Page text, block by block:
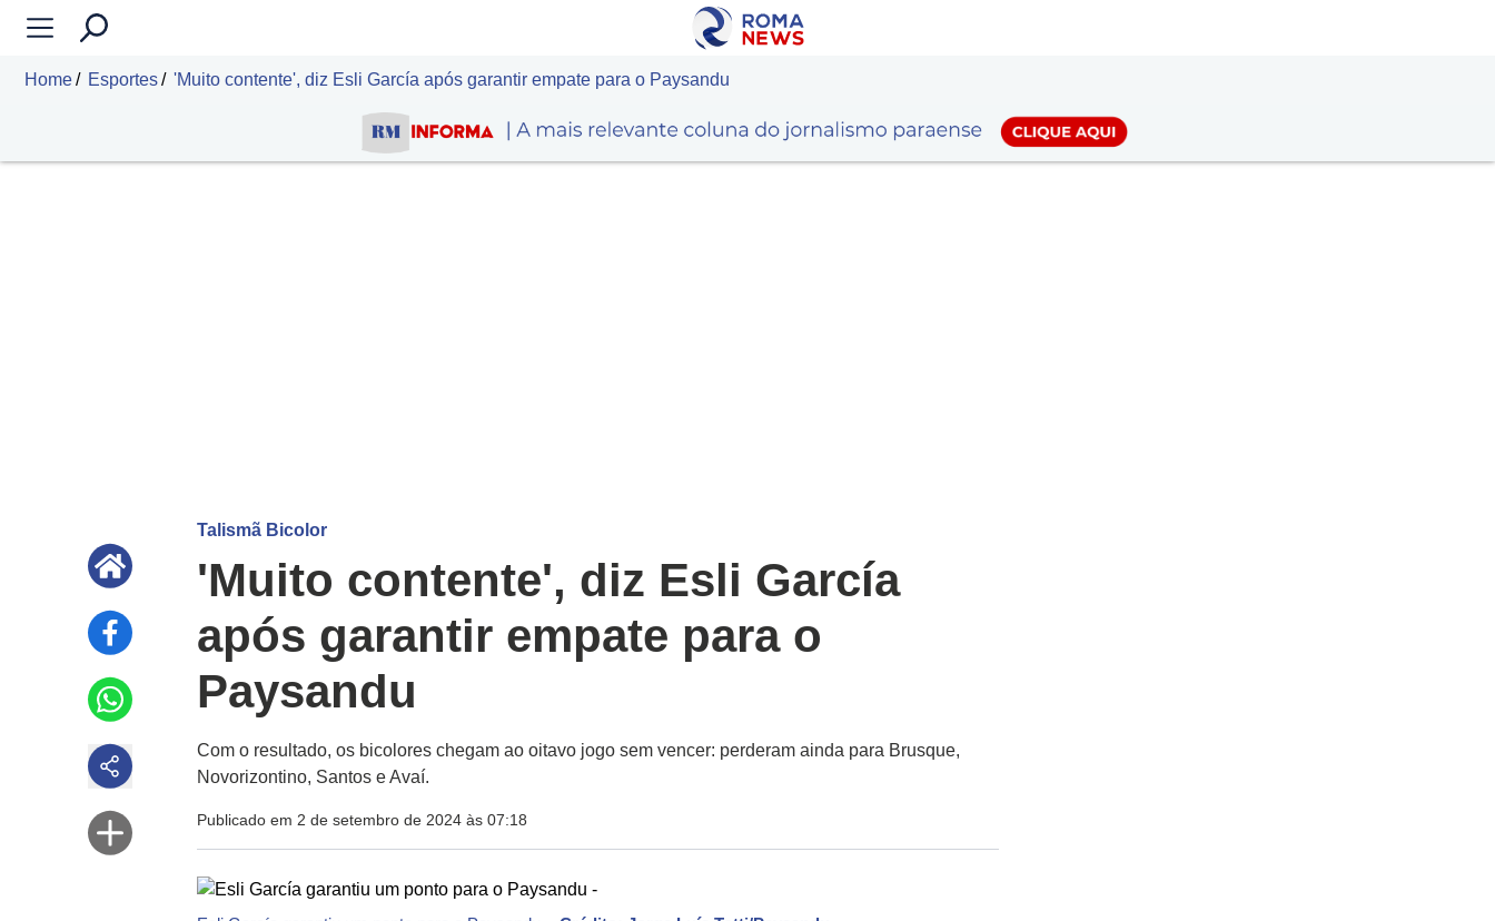
Home Esportes 'Muito contente', diz Esli García após garantir empate para o Paysandu
Talismã Bicolor
'Muito contente', diz Esli García
após garantir empate para o
Paysandu
Com o resultado, os bicolores chegam ao oitavo jogo sem vencer: perderam ainda para Brusque,
Novorizontino, Santos e Avaí.
Publicado em 2 de setembro de 2024 às 07:18